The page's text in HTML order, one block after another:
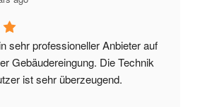
sehr professioneller Anbieter auf
Gebäudereingung. Die Technik
ist sehr überzeugend.